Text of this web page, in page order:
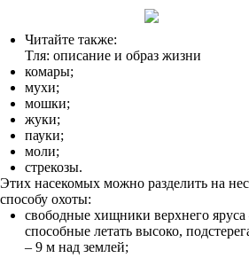
Читайте также:
Тля: описание и образ жизни
комары;
мухи;
мошки;
жуки;
пауки;
моли;
стрекозы.
Этих насекомых можно разделить на
способу охоты:
свободные хищники верхнего яруса
способные летать высоко,
– 9 м над землей;